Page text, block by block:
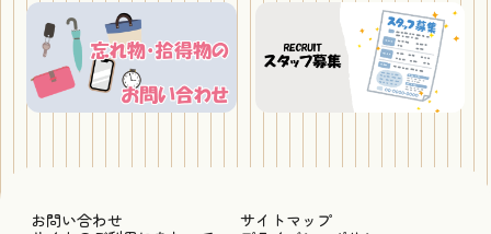
お問い合わせ
サイトマップ